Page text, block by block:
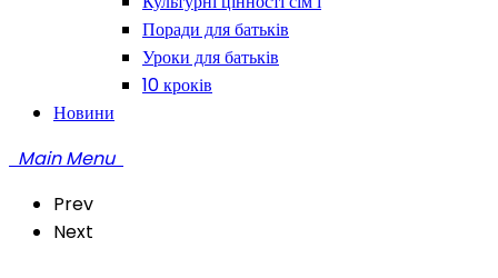
Поради для батьків
Уроки для батьків
10 кроків
Новини
Main Menu
Prev
Next